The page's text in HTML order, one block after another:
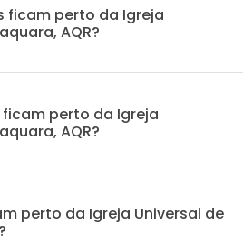
ficam perto da Igreja
AQR?
perto da Igreja
AQR?
perto da Igreja Universal de